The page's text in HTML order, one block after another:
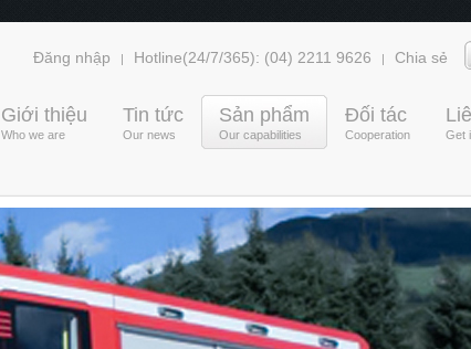
Đăng nhập | Hotline(24/7/365): (04) 2211 9626 | Chia sẻ
Giới thiệu
Who we are
Tin tức
Our news
Sản phẩm
Our capabilities
Đối tác
Cooperation Get